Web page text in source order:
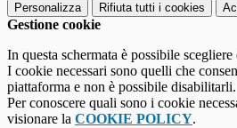
Personalizza Rifiuta tutti i cookies
Gestione cookie
In questa schermata è possibile
I cookie necessari sono quelli che
piattaforma e non è possibile disabilitarli.
Per conoscere quali sono i cookie
visionare la COOKIE POLICY.